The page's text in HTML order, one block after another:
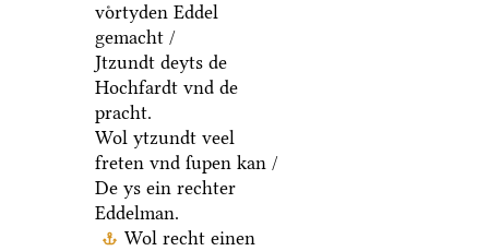
voͤrtyden Eddel
gemacht /
Jtzundt deyts de
Hochfardt vnd de
pracht.
Wol ytzundt veel
freten vnd ſupen kan /
De ys ein rechter
Eddelman.
Wol recht einen